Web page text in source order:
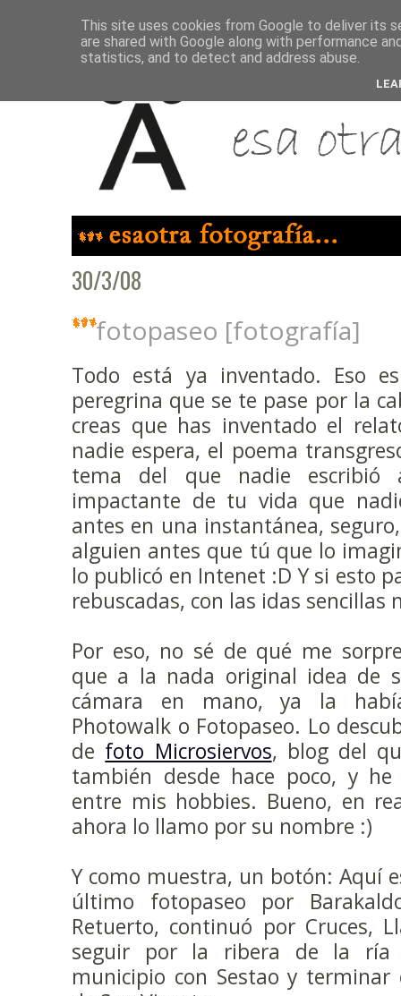
30/3/08
fotopaseo [fotografía]
Todo está ya inventado. Eso
peregrina que se te pase por la
creas que has inventado el
nadie espera, el poema
tema del que nadie escribió
impactante de tu vida que
antes en una instantánea,
alguien antes que tú que lo
lo publicó en Intenet :D Y si esto
rebuscadas, con las idas sencillas
Por eso, no sé de qué me
que a la nada original idea de
cámara en mano, ya la
Photowalk o Fotopaseo. Lo
de foto Microsiervos, blog del
también desde hace poco, y
entre mis hobbies. Bueno, en
ahora lo llamo por su nombre :)
Y como muestra, un botón: Aquí
último fotopaseo por
Retuerto, continuó por Cruces,
seguir por la ribera de la
municipio con Sestao y
This site uses cookies from Google to deliver its
are shared with Google along with performance
statistics, and to detect and address abuse.